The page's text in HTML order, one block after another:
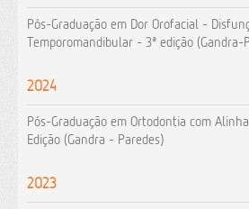
Pós-Graduação em Dor Orofacial -
Temporomandibular - 3ª edição (Gandra-
2024
Pós-Graduação em Ortodontia com
Edição (Gandra - Paredes)
2023